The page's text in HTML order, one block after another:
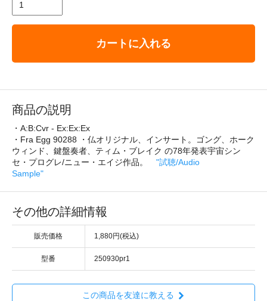
カートに入れる
商品の説明
・A:B:Cvr - Ex:Ex:Ex
・Fra Egg 90288 ・仏オリジナル、インサート。ゴング、ホーク
ウィンド、鍵盤奏者、ティム・ブレイク の78年発表宇宙シン
セ・プログレ/ニュー・エイジ作品。 "試聴/Audio
Sample"
その他の詳細情報
販売価格 1,880円(税込)
型番 250930pr1
この商品を友達に教える